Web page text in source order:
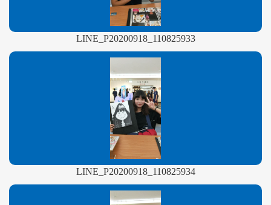
LINE_P20200918_110825933
LINE_P20200918_110825934